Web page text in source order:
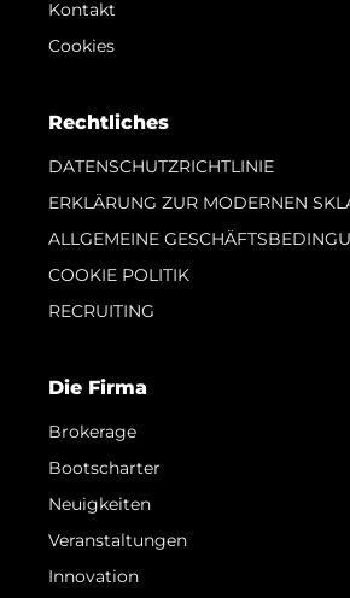
Kontakt
Cookies
Rechtliches
DATENSCHUTZRICHTLINIE
ERKLÄRUNG ZUR MODERNEN
ALLGEMEINE
COOKIE POLITIK
RECRUITING
Die Firma
Brokerage
Bootscharter
Neuigkeiten
Veranstaltungen
Innovation